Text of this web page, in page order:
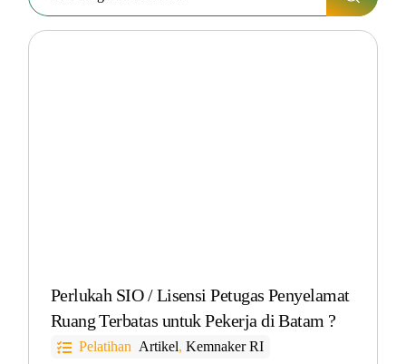
Perlukah SIO / Lisensi Petugas Penyelamat
Ruang Terbatas untuk Pekerja di Batam ?
Pelatihan Artikel, Kemnaker RI